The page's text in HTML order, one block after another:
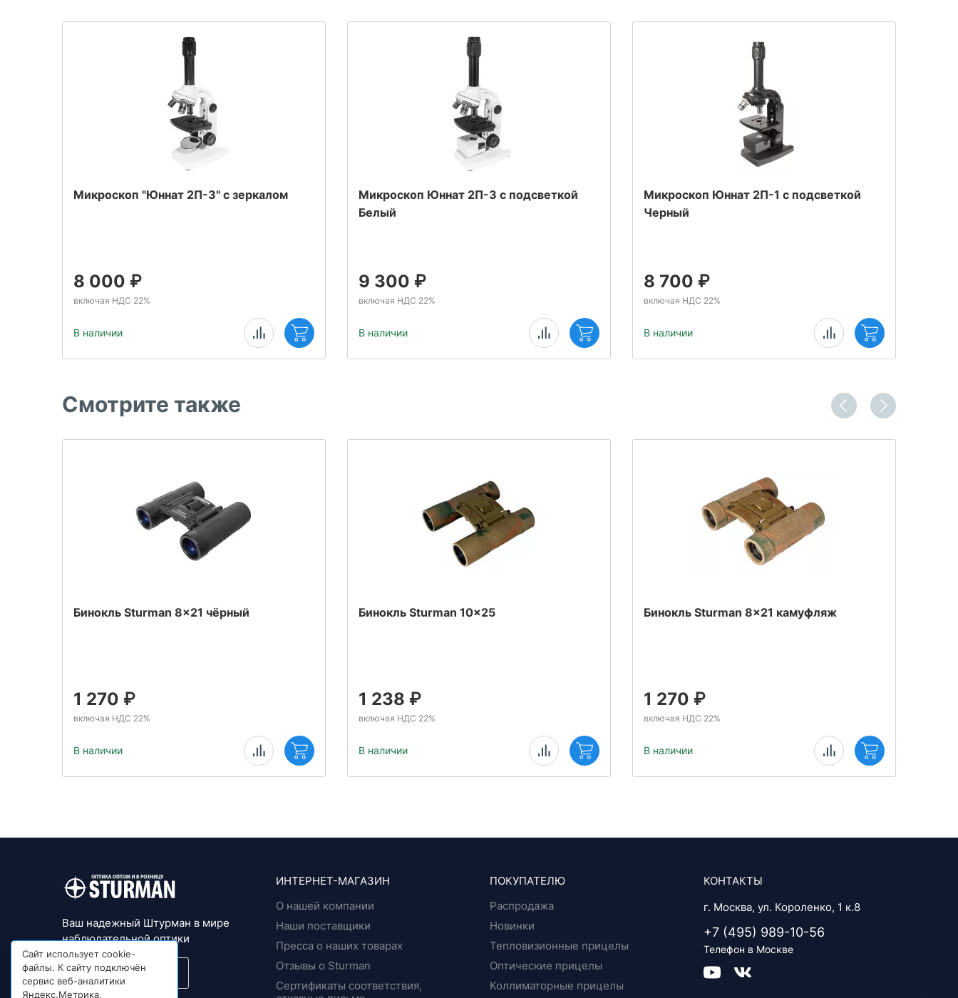
Микроскоп "Юннат 2П-3" с зеркалом
8 000 ₽
включая НДС 22%
В наличии
Микроскоп Юннат 2П-3 с подсветкой
Белый
9 300 ₽
включая НДС 22%
В наличии
Микроскоп Юннат 2П-1 с подсветкой
Черный
8 700 ₽
включая НДС 22%
В наличии
Смотрите также
Бинокль Sturman 8x21 чёрный
1 270 ₽
включая НДС 22%
В наличии
Бинокль Sturman 10x25
1 238 ₽
включая НДС 22%
В наличии
Бинокль Sturman 8x21 камуфляж
1 270 ₽
включая НДС 22%
В наличии
Ваш надежный Штурман в мире
наблюдательной оптики
Подписка на новости
ИНТЕРНЕТ-МАГАЗИН
О нашей компании
Наши поставщики
Пресса о наших товарах
Отзывы о Sturman
Сертификаты соответствия,
ПОКУПАТЕЛЮ
Распродажа
Новинки
Тепловизионные прицелы
Оптические прицелы
Коллиматорные прицелы
КОНТАКТЫ
г. Москва, ул. Короленко, 1 к.8
+7 (495) 989-10-56
Телефон в Москве
Сайт использует cookie-
файлы. К сайту подключён
сервис веб-аналитики
Яндекс.Метрика,